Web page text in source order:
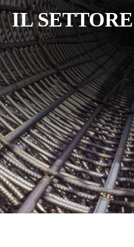
IL